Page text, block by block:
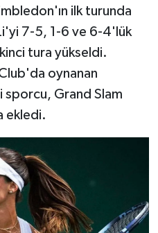
ilk turunda
7-5, 1-6 ve 6-4'lük
tura yükseldi.
oynanan
sporcu, Grand Slam
ekledi.